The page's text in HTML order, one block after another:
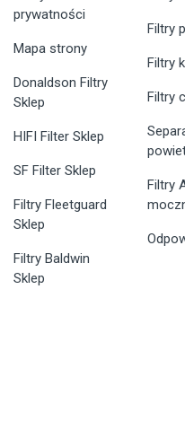
prywatności
Mapa strony
Donaldson Filtry
Sklep
HIFI Filter Sklep
SF Filter Sklep
Filtry Fleetguard
Sklep
Filtry Baldwin
Sklep
Filtry
Filtry
Filtry
Filtry